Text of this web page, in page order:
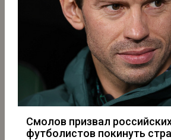
Смолов призвал
футболистов покинуть